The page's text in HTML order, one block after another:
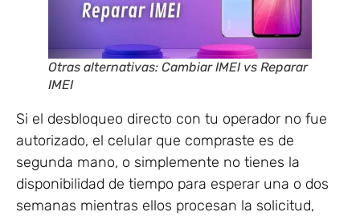
Otras alternativas: Cambiar IMEI vs Reparar
IMEI
Si el desbloqueo directo con tu operador no fue
autorizado, el celular que compraste es de
segunda mano, o simplemente no tienes la
disponibilidad de tiempo para esperar una o dos
semanas mientras ellos procesan la solicitud,